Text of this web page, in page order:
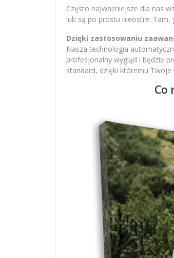
Często najważniejsze dla nas
lub są po prostu nieostre. Tam,
Dzięki zastosowaniu
Nasza technologia
profesjonalny wygląd i będzie
standard, dzięki któremu Twoje
Co